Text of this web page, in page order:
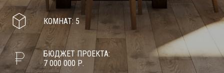
КОМНАТ: 5
БЮДЖЕТ ПРОЕКТА:
7 000 000 Р.